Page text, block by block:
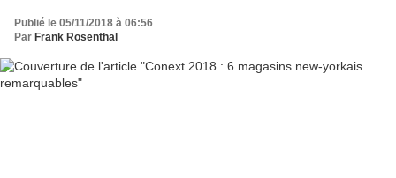
Publié le 05/11/2018 à 06:56
Par Frank Rosenthal